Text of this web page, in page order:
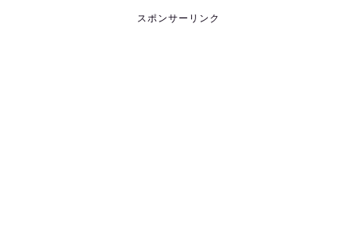
スポンサーリンク